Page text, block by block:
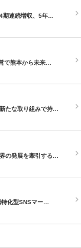
期連続増収、5年…
で熊本から未来…
たな取り組みで持…
の発展を牽引する…
化型SNSマー…